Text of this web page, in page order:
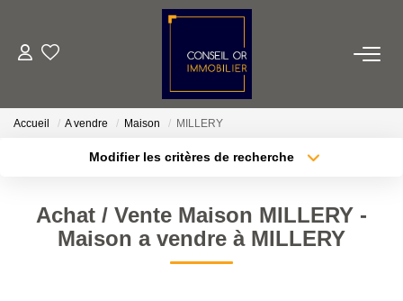
METIERS
Transaction
Gestion
Financement
Accueil A vendre Maison MILLERY
Modifier les critères de recherche
Type de bien
Budget max Plus de critères
Achat / Vente Maison MILLERY -
Maison a vendre à MILLERY